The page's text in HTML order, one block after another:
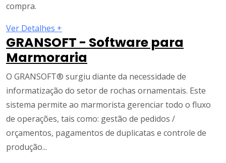
compra.
Ver Detalhes +
GRANSOFT - Software para
Marmoraria
O GRANSOFT® surgiu diante da necessidade de
informatização do setor de rochas ornamentais. Este
sistema permite ao marmorista gerenciar todo o fluxo
de operações, tais como: gestão de pedidos /
orçamentos, pagamentos de duplicatas e controle de
produção...